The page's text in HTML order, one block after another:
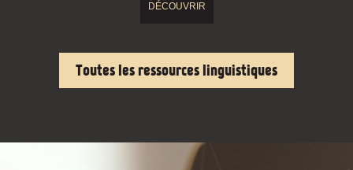
DÉCOUVRIR
Toutes les ressources linguistiques